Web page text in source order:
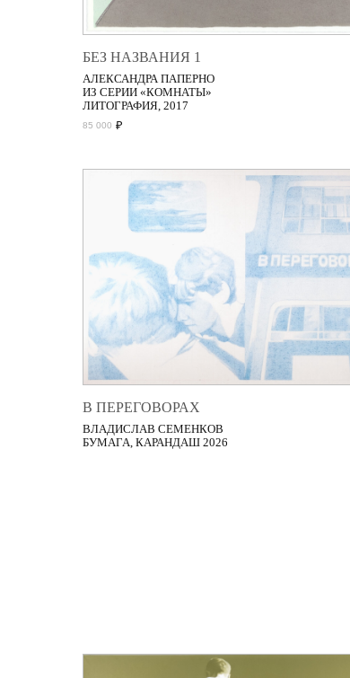
БЕЗ НАЗВАНИЯ 1
АЛЕКСАНДРА ПАПЕРНО
ИЗ СЕРИИ «КОМНАТЫ»
ЛИТОГРАФИЯ, 2017
85 000 ₽
В ПЕРЕГОВОРАХ
ВЛАДИСЛАВ СЕМЕНКОВ
БУМАГА, КАРАНДАШ 2026